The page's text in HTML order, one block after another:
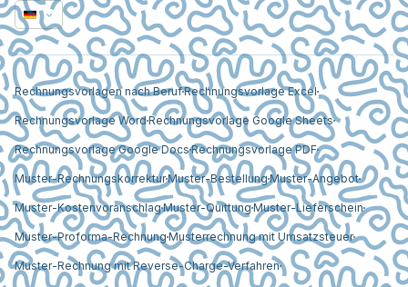
Rechnungsvorlagen nach BerufRechnungsvorlage Excel
Rechnungsvorlage WordRechnungsvorlage Google Sheets
Rechnungsvorlage Google DocsRechnungsvorlage PDF
Muster-RechnungskorrekturMuster-Bestellung Muster-Angebot
Muster-KostenvoranschlagMuster-Quittung Muster-Lieferschein
Muster-Proforma-Rechnung Musterrechnung mit Umsatzsteuer
Muster-Rechnung mit Reverse-Charge-Verfahren